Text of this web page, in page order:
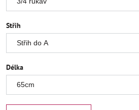
Střih
Délka